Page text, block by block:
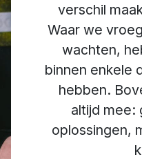
verschil
Waar we
wachten,
binnen enkele
hebben.
altijd mee:
oplossingen,